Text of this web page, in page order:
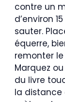
contre un
d’environ
sauter.
équerre,
remonter
Marquez
du livre
la distance